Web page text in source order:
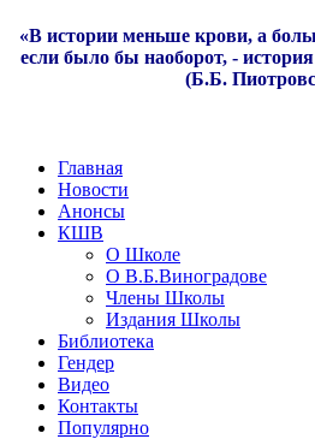
«В истории меньше крови, а
если было бы наоборот, -
(Б.Б.
Главная
Новости
Анонсы
КШВ
О Школе
О В.Б.Виноградове
Члены Школы
Издания Школы
Библиотека
Гендер
Видео
Контакты
Популярно